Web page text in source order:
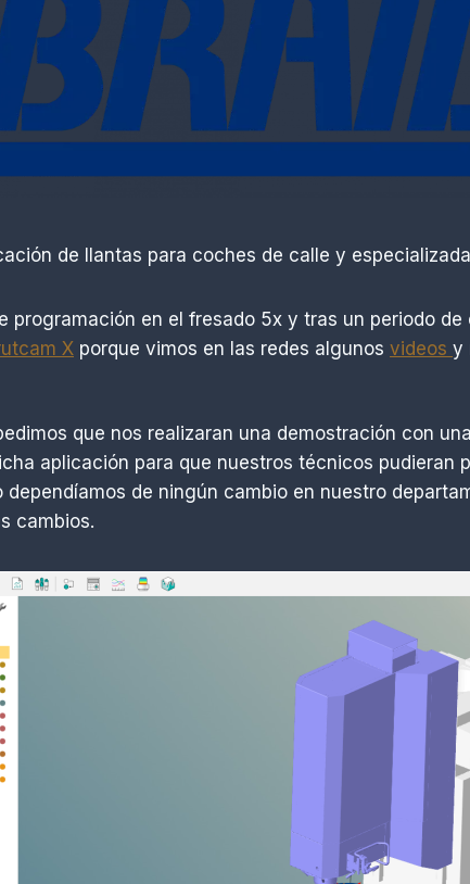
de llantas para coches de calle y
programación en el fresado 5x y tras un periodo
X porque vimos en las redes algunos videos y
que nos realizaran una demostración con
aplicación para que nuestros técnicos pudieran
de ningún cambio en nuestro
cambios.